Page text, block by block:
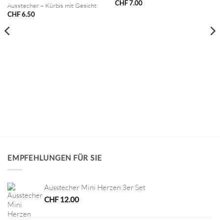
Ausstecher – Kürbis mit Gesicht
CHF6.50
CHF7.00
EMPFEHLUNGEN FÜR SIE
Ausstecher Mini Herzen 3er Set
CHF12.00